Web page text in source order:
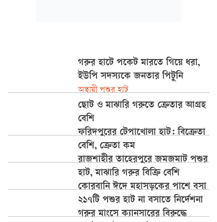
গরুর হাটে পকেট মারতে গিয়ে ধরা,
ইউপি সদস্যকে জনতার পিটুনি
অস্থায়ী পশুর হাট
ছোট ও মাঝারি গরুতে ক্রেতার আগ্রহ
বেশি
ফরিদপুরের টেপাখোলা হাট: বিক্রেতা
বেশি, ক্রেতা কম
রাজশাহীর তাহেরপুরে জমজমাট পশুর
হাট, মাঝারি গরুর বিক্রি বেশি
কোরবানি ঈদে মহাসড়কের পাশে বসা
২১৭টি পশুর হাট না বসাতে নির্দেশনা
গরুর মাংসে ক্যানসারের বিরুদ্ধে